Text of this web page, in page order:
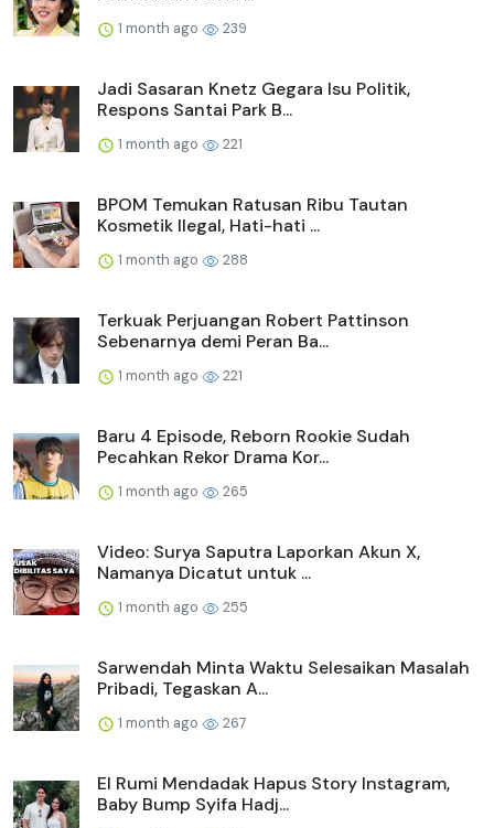
1 month ago 239
Jadi Sasaran Knetz Gegara Isu Politik,
Respons Santai Park B...
1 month ago 221
BPOM Temukan Ratusan Ribu Tautan
Kosmetik Ilegal, Hati-hati ...
1 month ago 288
Terkuak Perjuangan Robert Pattinson
Sebenarnya demi Peran Ba...
1 month ago 221
Baru 4 Episode, Reborn Rookie Sudah
Pecahkan Rekor Drama Kor...
1 month ago 265
Video: Surya Saputra Laporkan Akun X,
Namanya Dicatut untuk ...
1 month ago 255
Sarwendah Minta Waktu Selesaikan Masalah
Pribadi, Tegaskan A...
1 month ago 267
El Rumi Mendadak Hapus Story Instagram,
Baby Bump Syifa Hadj...